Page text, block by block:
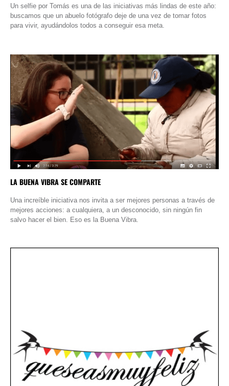
Un selfie por Tomás es una de las iniciativas más lindas de este año:
buscamos que un abuelo fotógrafo deje de una vez de tomar fotos
para vivir, ayudándolos todos a conseguir esa meta.
LA BUENA VIBRA SE COMPARTE
Una increíble iniciativa nos invita a ser mejores personas a través de
mejores acciones: a cualquiera, a un desconocido, sin ningún fin
salvo hacer el bien. Eso es la Buena Vibra.